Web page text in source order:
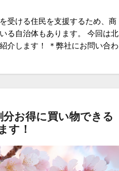
受ける住民を支援するため、商
る自治体もあります。 今回は北
介します！ ＊弊社にお問い合わ
分お得に買い物できる
す！